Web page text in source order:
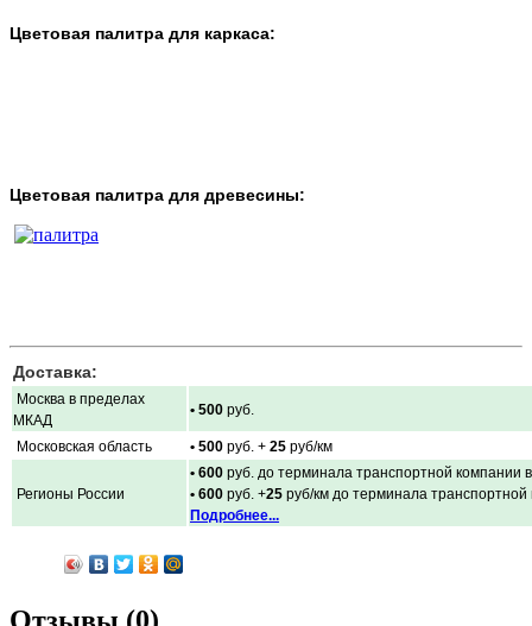
Цветовая палитра для каркаса:
Цветовая палитра для древесины:
Доставка:
Москва в пределах
МКАД
• 500 руб.
Московская область • 500 руб. + 25 руб/км
Регионы России
• 600 руб. до терминала транспортной компании
• 600 руб. +25 руб/км до терминала
Подробнее...